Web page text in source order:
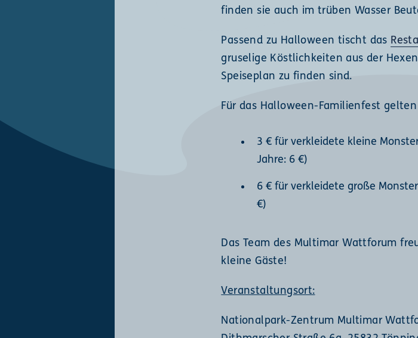
finden sie auch im trüben Wasser
Passend zu Halloween tischt das
gruselige Köstlichkeiten aus der
Speiseplan zu finden sind.
Für das Halloween-Familienfest
3 € für verkleidete kleine
Jahre: 6 €)
6 € für verkleidete große
€)
Das Team des Multimar Wattforum
kleine Gäste!
Veranstaltungsort:
Nationalpark-Zentrum Multimar